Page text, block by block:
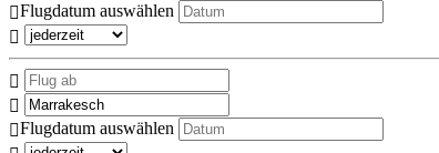
Flugdatum auswählen
Flugdatum auswählen